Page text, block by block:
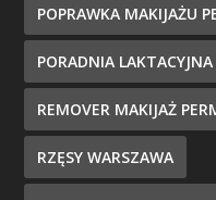
POPRAWKA MAKIJAŻU
PORADNIA LAKTACYJNA
REMOVER MAKIJAŻ
RZĘSY WARSZAWA